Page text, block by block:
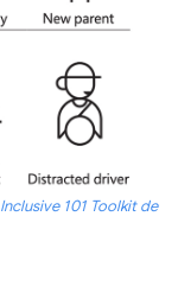
Inclusive 101 Toolkit de